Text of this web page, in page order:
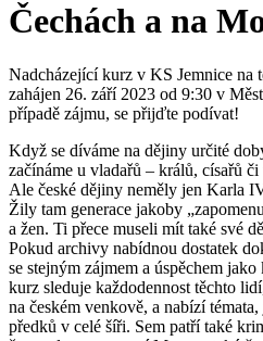
Čechách a na
Nadcházející kurz v KS Jemnice na
zahájen 26. září 2023 od 9:30 v
případě zájmu, se přijďte podívat!
Když se díváme na dějiny určité
začínáme u vladařů – králů, císařů
Ale české dějiny neměly jen Karla
Žily tam generace jakoby
a žen. Ti přece museli mít také své
Pokud archivy nabídnou dostatek
se stejným zájmem a úspěchem
kurz sleduje každodennost těchto
na českém venkově, a nabízí
předků v celé šíři. Sem patří také